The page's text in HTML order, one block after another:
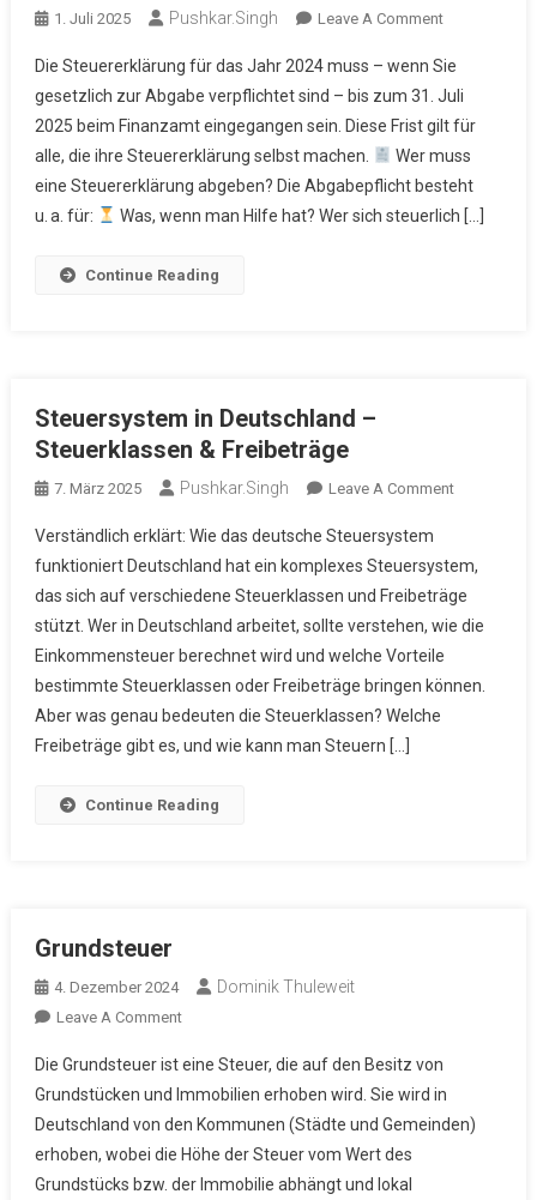
1. Juli 2025 Pushkar.singh Leave A CommentOn
Für
Die
2024
Die Steuererklärung für das Jahr 2024 muss – wenn Sie
gesetzlich zur Abgabe verpflichtet sind – bis zum 31. Juli
2025 beim Finanzamt eingegangen sein. Diese Frist gilt für
alle, die ihre Steuererklärung selbst machen.
Wer muss
eine Steuererklärung abgeben? Die Abgabepflicht besteht
u. a. für:
Was, wenn man Hilfe hat? Wer sich steuerlich […]
Continue Reading
Steuersystem in Deutschland –
Steuerklassen & Freibeträge
7. März 2025 Pushkar.singh Leave A CommentOn
–
Freibeträge
Verständlich erklärt: Wie das deutsche Steuersystem
funktioniert Deutschland hat ein komplexes Steuersystem,
das sich auf verschiedene Steuerklassen und Freibeträge
stützt. Wer in Deutschland arbeitet, sollte verstehen, wie die
Einkommensteuer berechnet wird und welche Vorteile
bestimmte Steuerklassen oder Freibeträge bringen können.
Aber was genau bedeuten die Steuerklassen? Welche
Freibeträge gibt es, und wie kann man Steuern […]
Continue Reading
Grundsteuer
4. Dezember 2024 Dominik Thuleweit
Leave A CommentOn
Die Grundsteuer ist eine Steuer, die auf den Besitz von
Grundstücken und Immobilien erhoben wird. Sie wird in
Deutschland von den Kommunen (Städte und Gemeinden)
erhoben, wobei die Höhe der Steuer vom Wert des
Grundstücks bzw. der Immobilie abhängt und lokal